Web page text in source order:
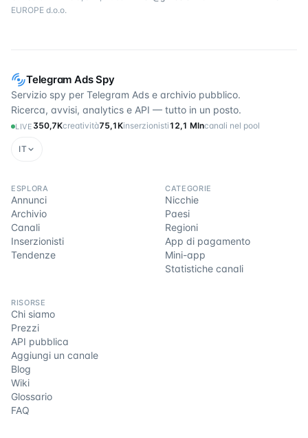
Telegram Ads Spy
Servizio spy per Telegram Ads e archivio pubblico.
Ricerca, avvisi, analytics e API — tutto in un posto.
LIVE 350,7Kcreatività75,1Kinserzionisti12,1 Mlncanali nel pool
IT
ESPLORA
Annunci
Archivio
Canali
Inserzionisti
Tendenze
CATEGORIE
Nicchie
Paesi
Regioni
App di pagamento
Mini-app
Statistiche canali
RISORSE
Chi siamo
Prezzi
API pubblica
Aggiungi un canale
Blog
Wiki
Glossario
FAQ
EUROPE d.o.o.